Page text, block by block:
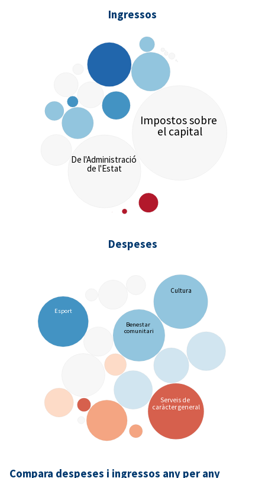
Ingressos
Impostos sobre
el capital
De l'Administració
de l'Estat
Despeses
Serveis de
caràcter general
Benestar
comunitari
Cultura
Esport
Compara despeses i ingressos any per any